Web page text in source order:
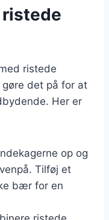
ristede
det på for at
Her er
op og
Tilføj et
bær for en